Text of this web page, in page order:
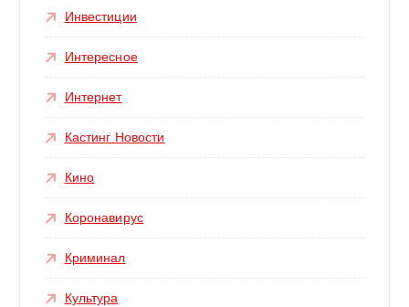
Инвестиции
Интересное
Интернет
Кастинг Новости
Кино
Коронавирус
Криминал
Культура